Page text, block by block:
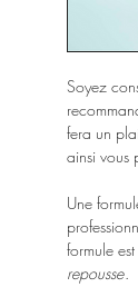
Soyez
fera un
ainsi vous
Une
formule
repousse.